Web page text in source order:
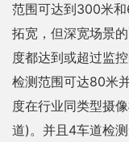
范围可达到300米
拓宽，但深宽场景
度都达到或超过监
检测范围可达80米
度在行业同类型摄
道)。并且4车道检